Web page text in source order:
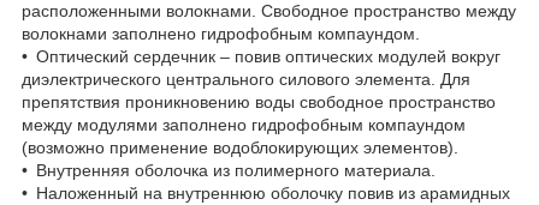
расположенными волокнами. Свободное пространство между
волокнами заполнено гидрофобным компаундом.
• Оптический сердечник – повив оптических модулей вокруг
диэлектрического центрального силового элемента. Для
препятствия проникновению воды свободное пространство
между модулями заполнено гидрофобным компаундом
(возможно применение водоблокирующих элементов).
• Внутренняя оболочка из полимерного материала.
• Наложенный на внутреннюю оболочку повив из арамидных